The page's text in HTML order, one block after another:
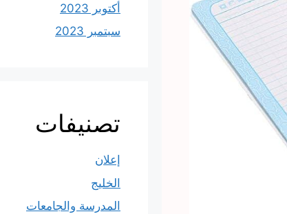
أكتوبر 2023
سبتمبر 2023
تصنيفات
إعلان
الخليج
المدرسة والجامعات